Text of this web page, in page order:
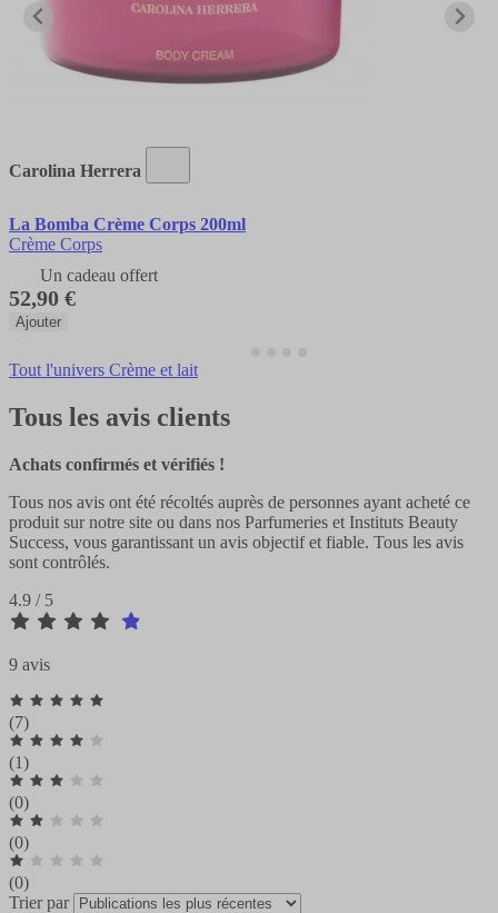
Carolina Herrera
La Bomba Crème Corps 200ml
Crème Corps
Un cadeau offert
52,90 €
Ajouter
Tout l'univers Crème et lait
Tous les avis clients
Achats confirmés et vérifiés !
Tous nos avis ont été récoltés auprès de personnes ayant acheté ce
produit sur notre site ou dans nos Parfumeries et Instituts Beauty
Success, vous garantissant un avis objectif et fiable. Tous les avis
sont contrôlés.
4.9 / 5
9 avis
(7)
(1)
(0)
(0)
(0)
Trier par